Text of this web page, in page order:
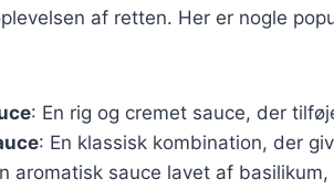
af retten. Her er nogle
: En rig og cremet sauce, der
: En klassisk kombination, der
aromatisk sauce lavet af